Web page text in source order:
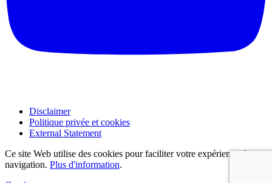
Disclaimer
Politique privée et cookies
External Statement
Ce site Web utilise des cookies pour faciliter votre expérience de
navigation. Plus d'information.